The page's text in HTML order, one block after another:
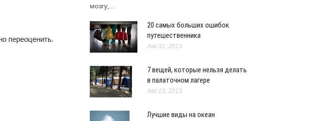
переоценить.
мозгу,...
20 самых больших ошибок
путешественника
Авг 31, 2013
7 вещей, которые нельзя делать
в палаточном лагере
Авг 23, 2013
Лучшие виды на океан